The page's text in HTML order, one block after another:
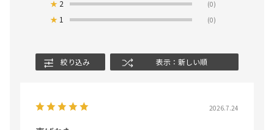
★ 2 (0)
★ 1 (0)
絞り込み 表示：新しい順
2026.7.24